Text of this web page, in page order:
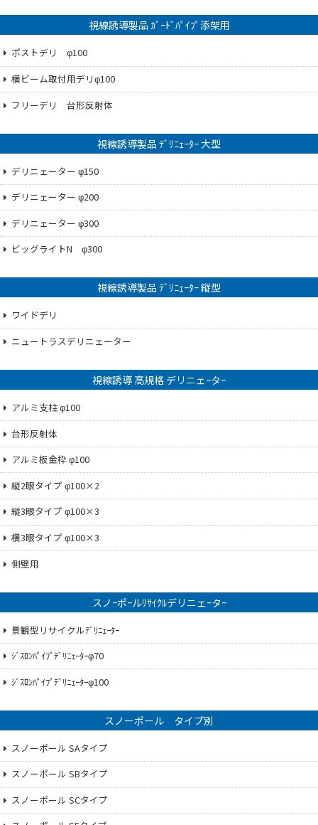
視線誘導製品 ｶﾞｰﾄﾞﾊﾟｲﾌﾟ添架用
ポストデリ φ100
横ビーム取付用デリφ100
フリーデリ 台形反射体
視線誘導製品 ﾃﾞﾘﾆｪｰﾀｰ 大型
デリニェーター φ150
デリニェーター φ200
デリニェーター φ300
ビッグライトN φ300
視線誘導製品 ﾃﾞﾘﾆｪｰﾀｰ 縦型
ワイドデリ
ニュートラスデリニェーター
視線誘導 高規格 デリニェｰタｰ
アルミ支柱 φ100
台形反射体
アルミ板金枠 φ100
縦2眼タイプ φ100×2
縦3眼タイプ φ100×3
横3眼タイプ φ100×3
側壁用
スノｰポｰルﾘｻｲｸﾙデリニェｰタｰ
景観型リサイクルﾃﾞﾘﾆｪｰﾀｰ
ｼﾞｽﾛﾝﾊﾟｲﾌﾟﾃﾞﾘﾆｪｰﾀｰφ70
ｼﾞｽﾛﾝﾊﾟｲﾌﾟﾃﾞﾘﾆｪｰﾀｰφ100
スノーポール タイプ別
スノーポール SAタイプ
スノーポール SBタイプ
スノーポール SCタイプ